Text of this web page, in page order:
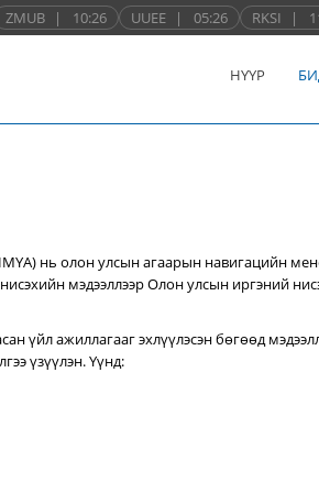
ZMUB | 10:26 UUEE | 05:26 RKSI |
НҮҮР
нь олон улсын агаарын навигацийн
мэдээллээр Олон улсын иргэний
үйл ажиллагааг эхлүүлэсэн бөгөөд
үзүүлэн. Үүнд: